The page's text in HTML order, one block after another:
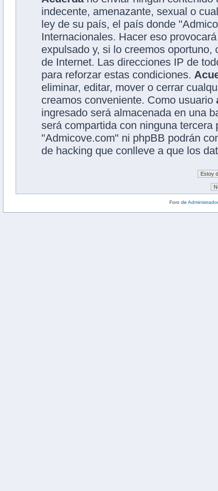
indecente, amenazante, sexual o
ley de su país, el país donde
Internacionales. Hacer eso
expulsado y, si lo creemos
de Internet. Las direcciones IP de
para reforzar estas condiciones.
eliminar, editar, mover o cerrar
creamos conveniente. Como usuario
ingresado será almacenada en una
será compartida con ninguna
"Admicove.com" ni phpBB podrán
de hacking que conlleve a que los
Foro de